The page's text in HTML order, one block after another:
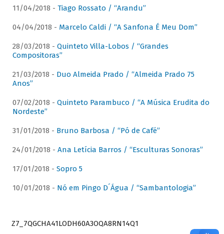
11/04/2018 - Tiago Rossato / “Arandu”
04/04/2018 - Marcelo Caldi / “A Sanfona É Meu Dom”
28/03/2018 - Quinteto Villa-Lobos / “Grandes
Compositoras”
21/03/2018 - Duo Almeida Prado / “Almeida Prado 75
Anos”
07/02/2018 - Quinteto Parambuco / “A Música Erudita do
Nordeste”
31/01/2018 - Bruno Barbosa / “Pó de Café”
24/01/2018 - Ana Letícia Barros / “Esculturas Sonoras”
17/01/2018 - Sopro 5
10/01/2018 - Nó em Pingo D´Água / “Sambantologia”
Z7_7QGCHA41LODH60A3OQA8RN14Q1